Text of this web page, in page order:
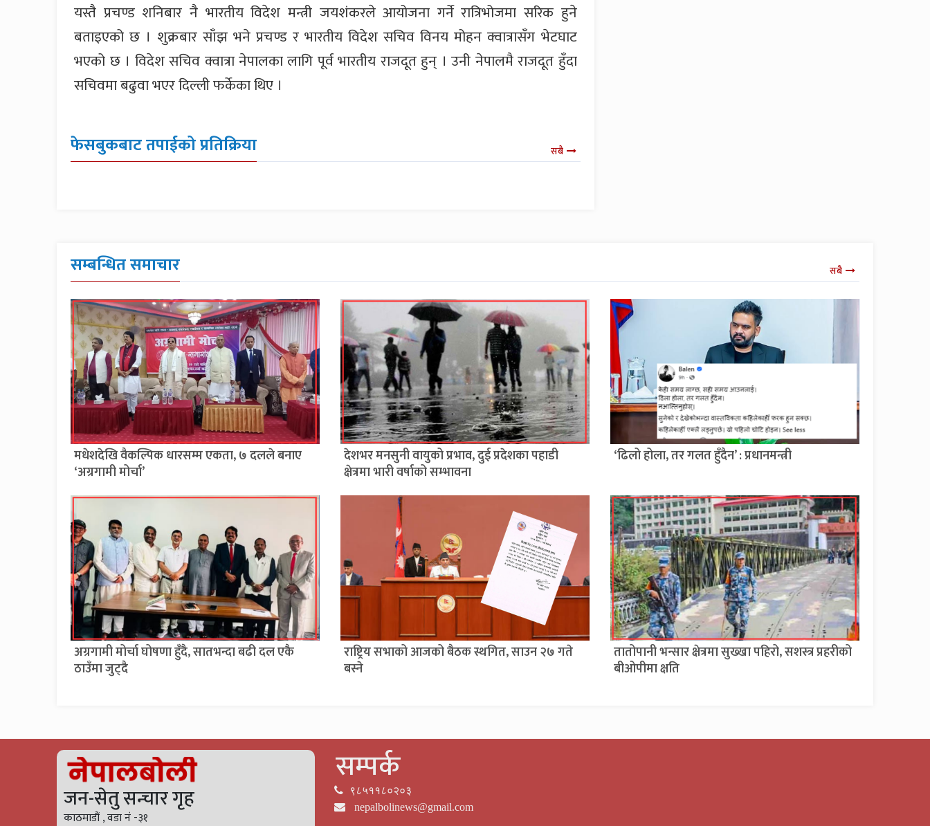
यस्तै प्रचण्ड शनिबार नै भारतीय विदेश मन्त्री जयशंकरले आयोजना गर्ने रात्रिभोजमा सरिक हुने
बताइएको छ । शुक्रबार साँझ भने प्रचण्ड र भारतीय विदेश सचिव विनय मोहन क्वात्रासँग भेटघाट
भएको छ । विदेश सचिव क्वात्रा नेपालका लागि पूर्व भारतीय राजदूत हुन् । उनी नेपालमै राजदूत हुँदा
सचिवमा बढुवा भएर दिल्ली फर्केका थिए ।
फेसबुकबाट तपाईको प्रतिक्रिया सबै
सम्बन्धित समाचार सबै
मधेशदेखि वैकल्पिक धारसम्म एकता, ७ दलले बनाए
‘अग्रगामी मोर्चा’
देशभर मनसुनी वायुको प्रभाव, दुई प्रदेशका पहाडी
क्षेत्रमा भारी वर्षाको सम्भावना
‘ढिलो होला, तर गलत हुँदैन’ : प्रधानमन्त्री
अग्रगामी मोर्चा घोषणा हुँदै, सातभन्दा बढी दल एकै
ठाउँमा जुट्दै
राष्ट्रिय सभाको आजको बैठक स्थगित, साउन २७ गते
बस्ने
तातोपानी भन्सार क्षेत्रमा सुख्खा पहिरो, सशस्त्र प्रहरीको
बीओपीमा क्षति
जन-सेतु सन्चार गृह
काठमाडौं , वडा नं -३१
सम्पर्क
९८५११८०२०३
nepalbolinews@gmail.com